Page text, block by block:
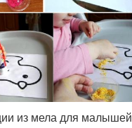
из мела для малышей